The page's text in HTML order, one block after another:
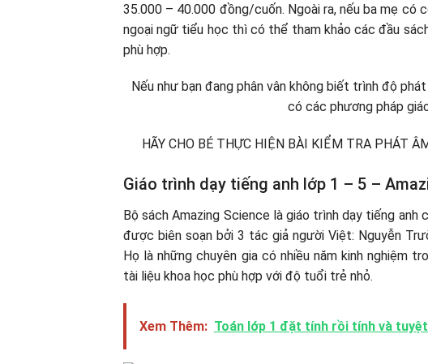
35.000 – 40.000 đồng/cuốn. Ngoài ra, nếu ba mẹ có
ngoại ngữ tiểu học thì có thể tham khảo các đầu
phù hợp.
Nếu như bạn đang phân vân không biết trình độ
có các phương pháp
HÃY CHO BÉ THỰC HIỆN BÀI KIỂM TRA PHÁT
Giáo trình dạy tiếng anh lớp 1 – 5 –
Bộ sách Amazing Science là giáo trình dạy tiếng anh
được biên soạn bởi 3 tác giả người Việt: Nguyễn
Họ là những chuyên gia có nhiều năm kinh nghiệm
tài liệu khoa học phù hợp với độ tuổi trẻ nhỏ.
Xem Thêm: Toán lớp 1 đặt tính rồi tính và